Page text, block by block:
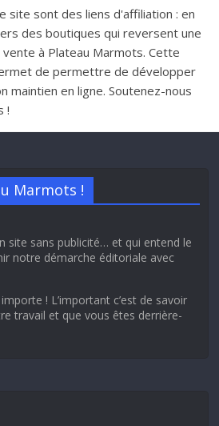
site sont des liens d'affiliation : en
des boutiques qui reversent une
à Plateau Marmots. Cette
de permettre de développer
maintien en ligne. Soutenez-nous
!
Marmots !
site sans publicité… et qui entend le
notre démarche éditoriale avec
! L’important c’est de savoir
travail et que vous êtes derrière-